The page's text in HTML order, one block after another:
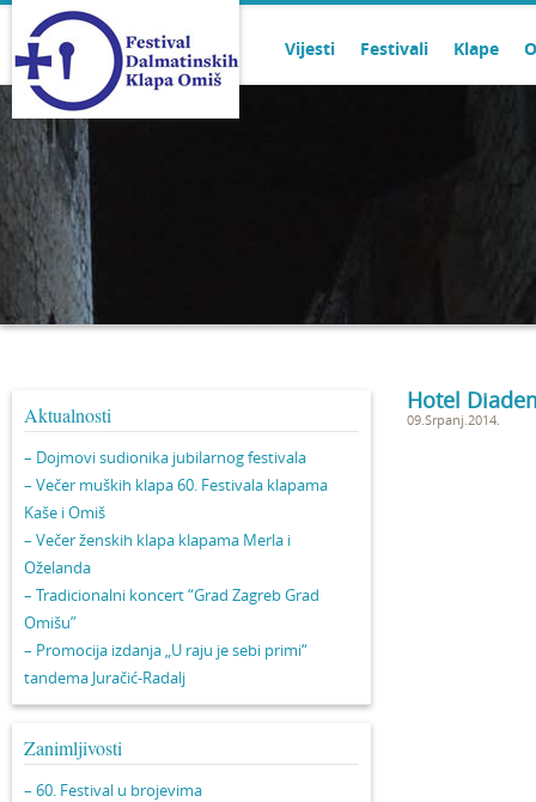
Vijesti Festivali Klape
Aktualnosti
– Dojmovi sudionika jubilarnog festivala
– Večer muških klapa 60. Festivala klapama
Kaše i Omiš
– Večer ženskih klapa klapama Merla i
Oželanda
– Tradicionalni koncert “Grad Zagreb Grad
Omišu”
– Promocija izdanja „U raju je sebi primi“
tandema Juračić-Radalj
Zanimljivosti
– 60. Festival u brojevima
Hotel
09.Srpanj.2014.